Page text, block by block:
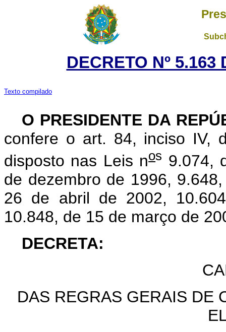
DECRETO Nº 5.163
Texto compilado
O PRESIDENTE DA
confere o art. 84, inciso IV,
disposto nas Leis nos 9.074,
de dezembro de 1996,
26 de abril de 2002,
10.848, de 15 de março de
DECRETA:
DAS REGRAS GERAIS DE